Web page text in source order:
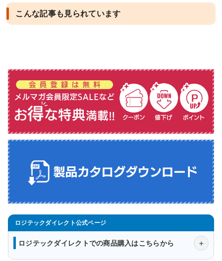
こんな記事も見られています
ロジテックダイレクトでの商品購入はこちらから